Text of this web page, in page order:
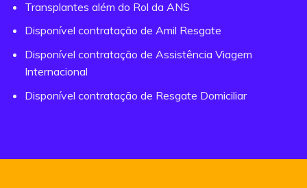
Transplantes além do Rol da ANS
Disponível contratação de Amil Resgate
Disponível contratação de Assistência Viagem
Internacional
Disponível contratação de Resgate Domiciliar